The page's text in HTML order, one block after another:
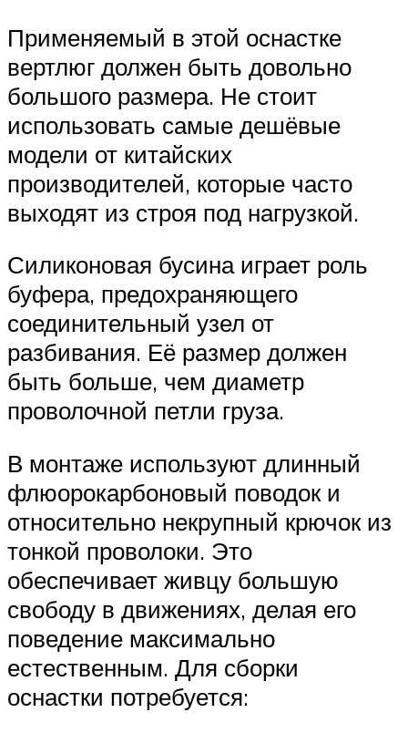
Применяемый в этой оснастке
вертлюг должен быть довольно
большого размера. Не стоит
использовать самые дешёвые
модели от китайских
производителей, которые часто
выходят из строя под нагрузкой.
Силиконовая бусина играет роль
буфера, предохраняющего
соединительный узел от
разбивания. Её размер должен
быть больше, чем диаметр
проволочной петли груза.
В монтаже используют длинный
флюорокарбоновый поводок и
относительно некрупный крючок из
тонкой проволоки. Это
обеспечивает живцу большую
свободу в движениях, делая его
поведение максимально
естественным. Для сборки
оснастки потребуется: